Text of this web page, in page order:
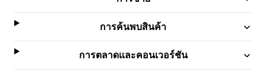
การค้นพบสินค้า
การตลาดและคอนเวอร์ชัน